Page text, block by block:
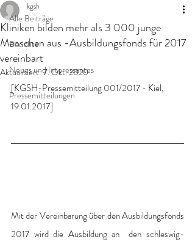
Alle Beiträge
Berichte
Neues und Interessantes
Pressemitteilungen
Kliniken bilden mehr als 3 000 junge
Menschen aus -Ausbildungsfonds für 2017
vereinbart
kgsh
Aktualisiert:7. Okt. 2020
[KGSH-Pressemitteilung 001/2017 - Kiel,
19.01.2017]
Mit der Vereinbarung über den Ausbildungsfonds
2017 wird die Ausbildung an  den schleswig-